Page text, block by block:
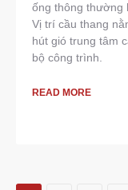
ống thông thường
Vị trí cầu thang
hút gió trung tâm
bộ công trình.
READ MORE